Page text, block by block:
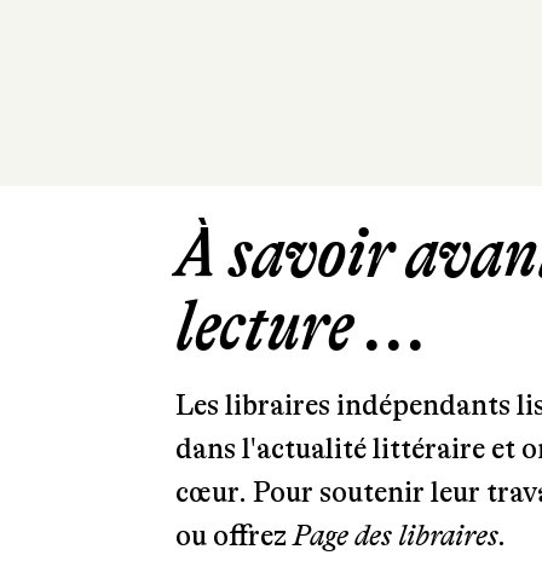
À savoir
lecture ...
Les libraires indépendants
dans l'actualité littéraire et
cœur. Pour soutenir leur
ou offrezPage des libraires.